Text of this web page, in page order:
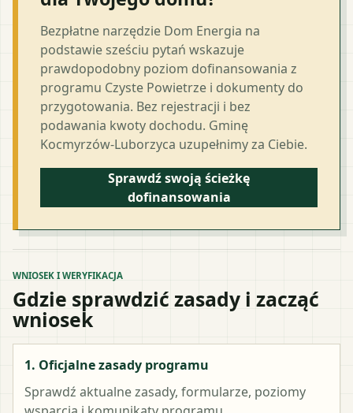
Bezpłatne narzędzie Dom Energia na
podstawie sześciu pytań wskazuje
prawdopodobny poziom dofinansowania z
programu Czyste Powietrze i dokumenty do
przygotowania. Bez rejestracji i bez
podawania kwoty dochodu. Gminę
Kocmyrzów-Luborzyca uzupełnimy za Ciebie.
Sprawdź swoją ścieżkę
dofinansowania
WNIOSEK I WERYFIKACJA
Gdzie sprawdzić zasady i zacząć
wniosek
1. Oficjalne zasady programu
Sprawdź aktualne zasady, formularze, poziomy